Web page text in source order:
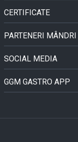
CERTIFICATE
PARTENERI MÂNDRI
SOCIAL MEDIA
GGM GASTRO APP